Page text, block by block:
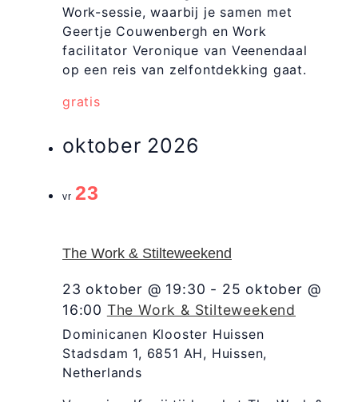
Work-sessie, waarbij je samen met
Geertje Couwenbergh en Work
facilitator Veronique van Veenendaal
op een reis van zelfontdekking gaat.
gratis
oktober 2026
vr 23
The Work & Stilteweekend
23 oktober @ 19:30 - 25 oktober @
16:00 The Work & Stilteweekend
Dominicanen Klooster Huissen
Stadsdam 1, 6851 AH, Huissen,
Netherlands